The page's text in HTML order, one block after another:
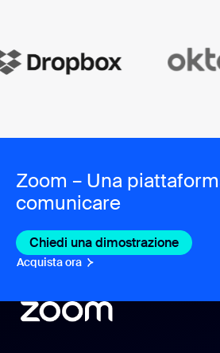
Zoom – Una
comunicare
Chiedi una dimostrazione
Acquista ora